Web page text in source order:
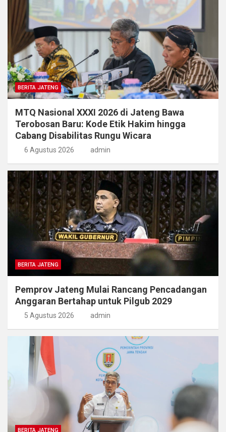
BERITA JATENG
MTQ Nasional XXXI 2026 di Jateng Bawa
Terobosan Baru: Kode Etik Hakim hingga
Cabang Disabilitas Rungu Wicara
6 Agustus 2026 admin
BERITA JATENG
Pemprov Jateng Mulai Rancang Pencadangan
Anggaran Bertahap untuk Pilgub 2029
5 Agustus 2026 admin
BERITA JATENG